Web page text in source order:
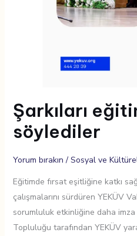
Şarkıları
söylediler
Yorum bırakın / Sosyal ve
Eğitimde fırsat eşitliğine katkı
çalışmalarını sürdüren YEKÜV
sorumluluk etkinliğine daha imza
Topluluğu tarafından YEKÜV